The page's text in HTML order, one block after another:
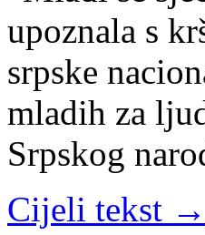
upoznala s
srpske
mladih za
Srpskog
Cijeli tekst →